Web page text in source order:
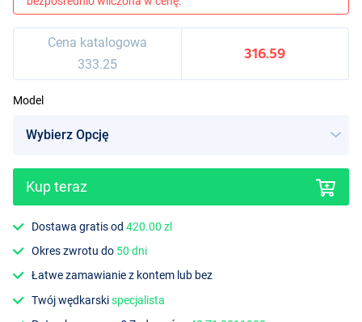
Cena katalogowa
333.25
316.59
Model
Kup teraz
Dostawa gratis od420.00 zl
Okres zwrotu do 50 dni
Łatwe zamawianie z kontem lub bez
Twój wędkarskispecjalista